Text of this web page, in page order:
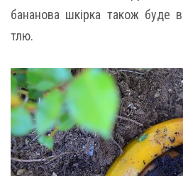
бананова шкірка також буде
тлю.